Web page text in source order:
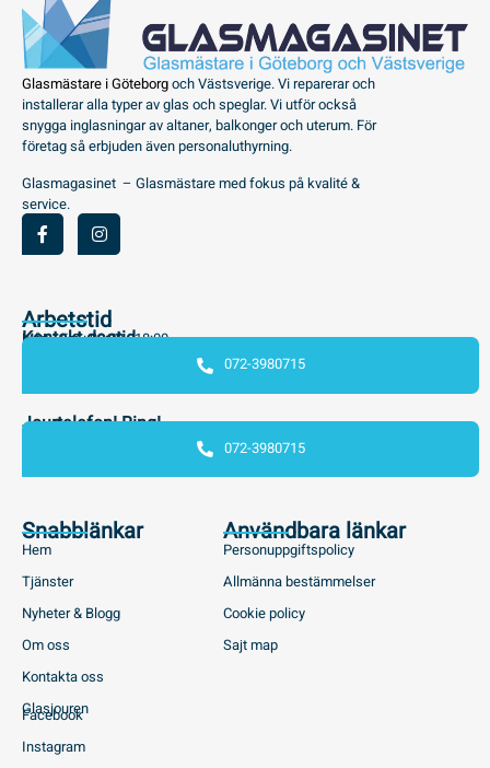
Glasmästare i Göteborgoch Västsverige. Vi reparerar och
installerar alla typer av glas och speglar. Vi utför också
snygga inglasningar av altaner, balkonger och uterum. För
företag så erbjuden även personaluthyrning.
Glasmagasinet – Glasmästare med fokus på kvalité &
service.
Snabblänkar
Hem
Tjänster
Nyheter & Blogg
Om oss
Kontakta oss
Glasjouren
Facebook
Instagram
Användbara länkar
Personuppgiftspolicy
Allmänna bestämmelser
Cookie policy
Sajt map
Arbetstid
Mån - Fre : 08:00 - 18:00
Kontakt dagtid
072-3980715
Jourtelefon! Ring!
072-3980715